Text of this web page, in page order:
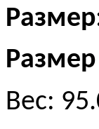
Размер
Вес: